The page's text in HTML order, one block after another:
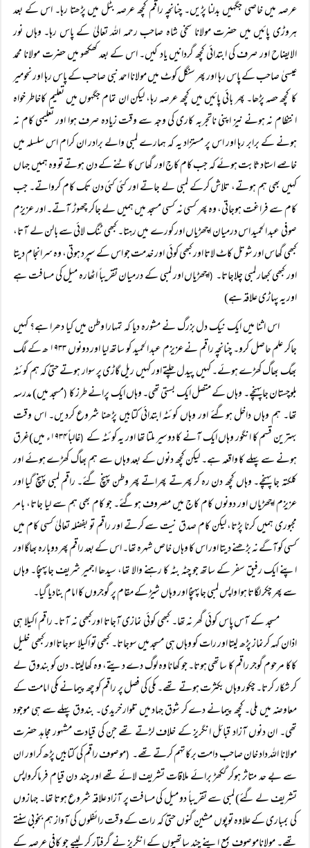
عرصہ میں خاصی جگہیں بدلنا پڑیں۔ چنانچہ راقم کچھ عرصہ بٹل میں پڑھتا رہا۔ اس کے بعد
ہروڑی پائیں میں حضرت مولانا سخی شاہ صاحب رحمہ اللہ تعالیٰ کے پاس رہا۔ وہاں نور
الایضاح اور صرف کی ابتدائی کچھ گردانیں یاد کیں۔ اس کے بعد کھکھو میں حضرت مولانا محمد
عیسیٰ صاحب کے پاس رہا اور پھر سنگل کوٹ میں مولانا احمد نبی صاحب کے پاس رہا اور نحومیر
کا کچھ حصہ پڑھا۔ پھر بائی پائیں میں کچھ عرصہ رہا، لیکن ان تمام جگہوں میں تعلیم کاخاطر خواہ
انتظام نہ ہونے نیز اپنی ناتجربہ کاری کی وجہ سے وقت زیادہ صرف ہوا اور تعلیمی کام نہ
ہونے کے برابر رہا اور اس پر مستزاد یہ کہ ہمارے لمبی والے برادر ان کرام اس سلسلہ میں
خاصے استاد ثابت ہوئے کہ جب کام کاج اور گھاس کاٹنے کے دن ہوتے تو وہ ہمیں جہاں
کہیں بھی ہم ہوتے، تلاش کرکے لمبی لے جاتے اور کئی کئی دن تک کام کرواتے۔ جب
کام سے فراغت ہوجاتی، وہ پھر کسی نہ کسی مسجد میں ہمیں لے جاکر چھوڑ آتے۔ اور عزیزم
صوفی عبد الحمید اس درمیان اچھڑیاں اور کورے میں رہتا۔ کبھی ٹنگ لائی سے بالن لے آتا،
کبھی گھاس اور شوتل کاٹ لاتا اور کبھی کوئی اور خدمت جو اس کے سپرد ہوتی، وہ سرانجام دیتا
اور کبھی کبھار لمبی چلاجاتا۔ (اچھڑیاں اور لمبی کے درمیان تقریباً اٹھارہ میل کی مسافت ہے
اور یہ پہاڑی علاقہ ہے)
اس اثنا میں ایک نیک دل بزرگ نے مشورہ دیا کہ تمہارا وطن میں کیا دھرا ہے؟ کہیں
جاکر علم حاصل کرو۔ چنانچہ راقم نے عزیزم عبد الحمید کو ساتھ لیا اور دونوں ۱۹۳۳ ھ کے لگ
بھگ بھاگ کھڑے ہوئے۔ کہیں پیدل چلتے اور کہیں ریل گاڑی پر سوار ہوتے حتیٰ کہ ہم کوئٹہ
بلوچستان جاپہنچے۔ وہاں کے متصل ایک بستی تھی۔ وہاں ایک پرانے طرز کا (مسجد میں) مدرسہ
تھا۔ ہم وہاں داخل ہوگئے اور وہاں کوئٹہ ابتدائی کتابیں پڑھنا شروع کردیں۔ اس وقت
بہترین قسم کا انگور وہاں ایک آنے کا دوسیر ملتا تھا اور یہ کوئٹہ کے (
غالباً ۱۹۳۴ء میں)غرق
ہونے سے پہلے کا واقعہ ہے۔ لیکن کچھ دنوں کے بعد وہاں سے ہم بھاگ کھڑے ہوئے اور
کلکتہ جا پہنچے۔ وہاں کچھ دن رہ کر پھرتے پھراتے پھر وطن پہنچ گئے۔ راقم لمبی پہنچ گیا اور
عزیزم اچھڑیاں اور دونوں کام کاج میں مصروف ہوگئے۔ جو کام بھی ہم سے لیا جاتا، بامر
مجبوری ہمیں کرنا پڑتا، لیکن کام صدق نیت سے کرتے اور راقم تو بفضلہ تعالیٰ کسی کام میں
کسی کوآگے نہ بڑھنے دیتا اور اس کا وہاں خاص شہرہ تھا۔ اس کے بعد راقم پھر دوبارہ بھاگا اور
اپنے ایک رفیق سفر کے ساتھ جو چٹہ بٹہ کا رہنے والا تھا، سیدھا اجمیر شریف جاپہنچا۔ وہاں
سے پھر چکر لگاتا ہوا واپس لمبی جاپہنچا اور وہاں شیڑ کے مقام پر گوجروں کا امام بنادیا گیا۔
مسجد کے آس پاس کوئی گھر نہ تھا۔ کبھی کوئی نمازی آجاتا اورکبھی نہ آتا۔ راقم اکیلا ہی
اذان کہہ کرنماز پڑھ لیتا اور رات کو وہاں ہی مسجد میں سوجاتا۔ کبھی تو اکیلا سوجاتا اور کبھی خلیل
کاکا مرحوم گوجر راقم کا ساتھی ہوتا۔ جو کھانا وہ لوگ دے دیتے، وہ کھالیتا۔ دن کو بندوق لے
کر شکار کرتا۔ چکور وہاں بکثرت ہوتے تھے۔ مکی کی فصل پر راقم کو چھ پیمانے مکی امامت کے
معاوضہ میں ملی۔ کچھ پیمانے دے کر شوق جہاد میں تلوار خریدی۔ بندوق پہلے سے ہی موجود
تھی۔ ان دنوں آزاد قبائل انگریز کے خلاف لڑتے تھے جن کی قیادت مشہور مجاہد حضرت
مولانا اللہ داد خان صاحب دامت برکاتہم کرتے تھے۔ (موصوف راقم کی کتابیں پڑھ کر اور ان
سے بے حد متاثر ہوکر گکھڑ برائے ملاقات تشریف لائے تھے اور چند دن قیام فرماکرواپس
تشریف لے گئے) لمبی سے تقریباً دو میل کی مسافت پر آزاد علاقہ شروع ہوتا تھا۔ جہازوں
کی بمباری کے علاوہ توپوں مشین گنوں حتیٰ کہ رات کے وقت رائفلوں کی آواز ہم بخوبی سنتے
تھے۔ مولاناموصوف بمع اپنے چند ساتھیوں کے انگریز نے گرفتار کر لییے جو کافی عرصہ کے